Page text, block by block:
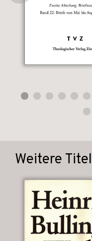
Weitere